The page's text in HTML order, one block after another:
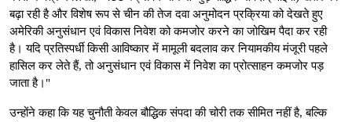
बढ़ा रही है और विशेष रूप से चीन की तेज दवा अनुमोदन प्रक्रिया को देखते हुए
अमेरिकी अनुसंधान एवं विकास निवेश को कमजोर करने का जोखिम पैदा कर रही
है। यदि प्रतिस्पर्धी किसी आविष्कार में मामूली बदलाव कर नियामकीय मंजूरी पहले
हासिल कर लेते हैं, तो अनुसंधान एवं विकास में निवेश का प्रोत्साहन कमजोर पड़
जाता है।"
उन्होंने कहा कि यह चुनौती केवल बौद्धिक संपदा की चोरी तक सीमित नहीं है, बल्कि